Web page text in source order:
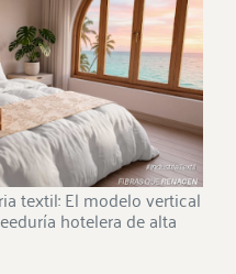
textil: El modelo vertical
hotelera de alta